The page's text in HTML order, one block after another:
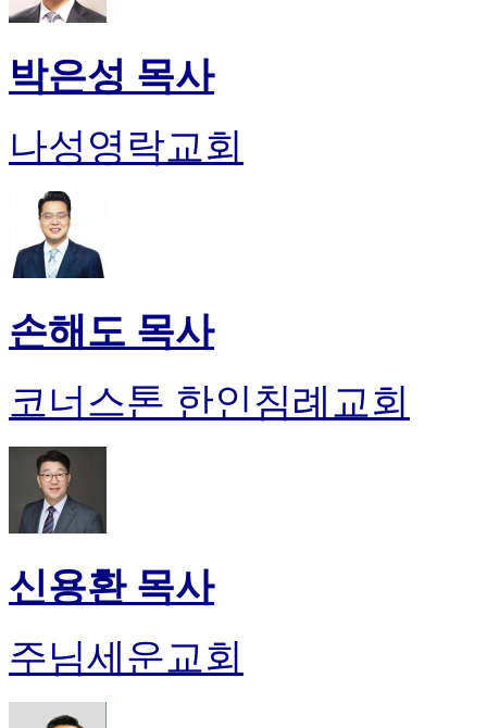
박은성 목사
나성영락교회
손해도 목사
코너스톤 한인침례교회
신용환 목사
주님세운교회